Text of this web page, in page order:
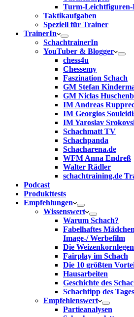
Turm-Leichtfiguren-
Taktikaufgaben
Speziell für Trainer
TrainerIn
SchachtrainerIn
YouTuber & Blogger
chess4u
Chessemy
Faszination Schach
GM Stefan
GM Niclas
IM Andreas
IM Georgios
IM Yaroslav
Schachmatt TV
Schachpanda
Schacharena.de
WFM Anna Endreß
Walter Rädler
schachtraining.de
Podcast
Produkttests
Empfehlungen
Wissenswert
Warum Schach?
Fabelhaftes
Image-/ Werbefilm
Die
Fairplay im Schach
Die 10 größten
Hausarbeiten
Geschichte des
Schachtipp des Tages
Empfehlenswert
Partieanalysen